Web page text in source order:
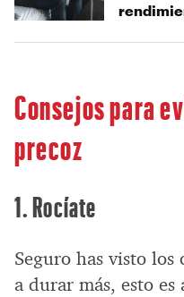
Consejos para
precoz
1. Rocíate
Seguro has visto los
a durar más, esto